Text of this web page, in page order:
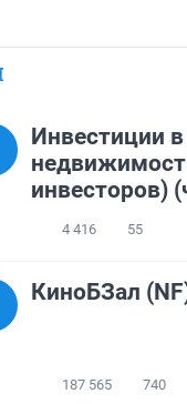
Инвестиции в
инвесторов)
4 416 55
КиноБЗал
187 565 740